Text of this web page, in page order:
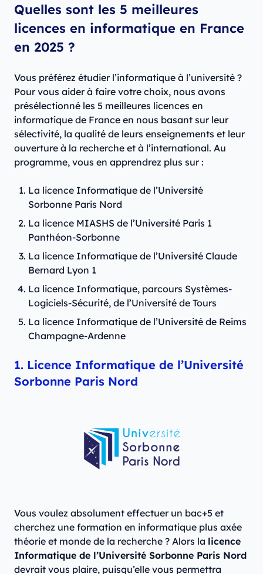
Quelles sont les 5 meilleures
licences en informatique en France
en 2025 ?
Vous préférez étudier l’informatique à l’université ?
Pour vous aider à faire votre choix, nous avons
présélectionné les 5 meilleures licences en
informatique de France en nous basant sur leur
sélectivité, la qualité de leurs enseignements et leur
ouverture à la recherche et à l’international. Au
programme, vous en apprendrez plus sur :
La licence Informatique de l’Université
Sorbonne Paris Nord
La licence MIASHS de l’Université Paris 1
Panthéon-Sorbonne
La licence Informatique de l’Université Claude
Bernard Lyon 1
La licence Informatique, parcours Systèmes-
Logiciels-Sécurité, de l’Université de Tours
La licence Informatique de l’Université de Reims
Champagne-Ardenne
1. Licence Informatique de l’Université
Sorbonne Paris Nord
Vous voulez absolument effectuer un bac+5 et
cherchez une formation en informatique plus axée
théorie et monde de la recherche ? Alors la licence
Informatique de l’Université Sorbonne Paris Nord
devrait vous plaire, puisqu’elle vous permettra